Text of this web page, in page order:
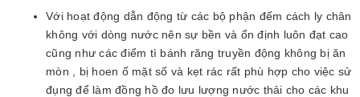
Với hoạt động dẫn động từ các bộ phận đếm cách ly chân
không với dòng nước nên sự bền và ổn định luôn đạt cao
cũng như các điểm tì bánh răng truyền động không bị ăn
mòn , bị hoen ố mặt số và kẹt rác rất phù hợp cho việc sử
đụng để làm đồng hồ đo lưu lượng nước thải cho các khu